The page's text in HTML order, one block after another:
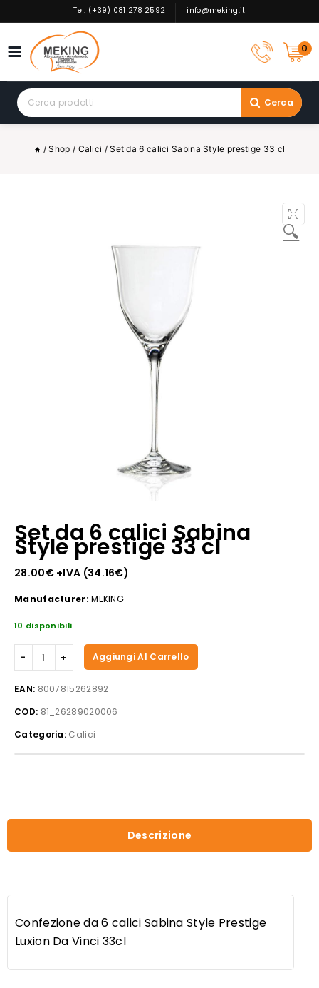
to
Tel: (+39) 081 278 2592 info@meking.it
0
Search
for:
Cerca
/ Shop / Calici / Set da 6 calici Sabina Style prestige 33 cl
🔍
Set da 6 calici Sabina
Style prestige 33 cl
28.00€+IVA (34.16€)
Manufacturer: MEKING
10 disponibili
Set
da
6
Sabina
Style
Aggiungi Al Carrello
EAN: 8007815262892
COD: 81_26289020006
Categoria: Calici
Descrizione
Confezione da 6 calici Sabina Style Prestige
Luxion Da Vinci 33cl